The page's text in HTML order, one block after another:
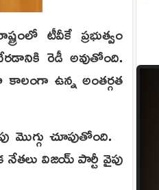
టీవీకే ప్రభుత్వం
రెడీ అవుతోంది.
ఉన్న అంతర్గత
మొగ్గు చూపుతోంది.
నేతలు విజయ్ పార్టీ వైపు